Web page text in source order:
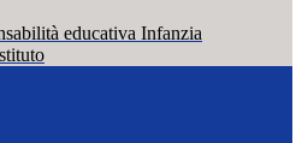
educativa Infanzia